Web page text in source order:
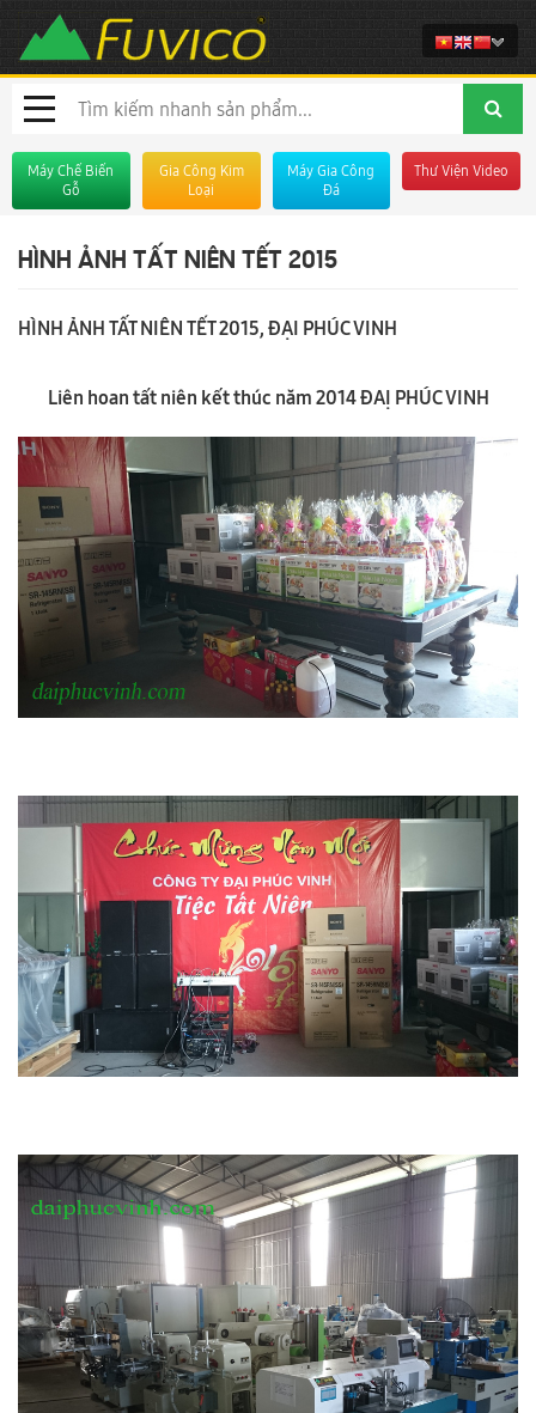
Máy Chế Biến
Gỗ
Gia Công Kim
Loại
Máy Gia Công
Đá
Thư Viện Video
HÌNH ẢNH TẤT NIÊN TẾT 2015
HÌNH ẢNH TẤT NIÊN TẾT 2015, ĐẠI PHÚC VINH
Liên hoan tất niên kết thúc năm 2014 ĐAỊ PHÚC VINH